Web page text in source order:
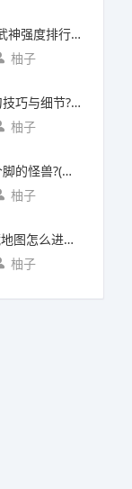
崩坏三5.5女武神强度排行?(崩坏三5.2女武神强度)
柚子
王者荣耀补刀技巧与细节?(王者荣耀补刀技巧视频)
柚子
奥特曼中三个脚的怪兽?(奥特曼中三个脚的怪兽叫什么)
柚子
fc封神榜隐藏地图怎么进入?(fc封神榜 隐藏)
柚子